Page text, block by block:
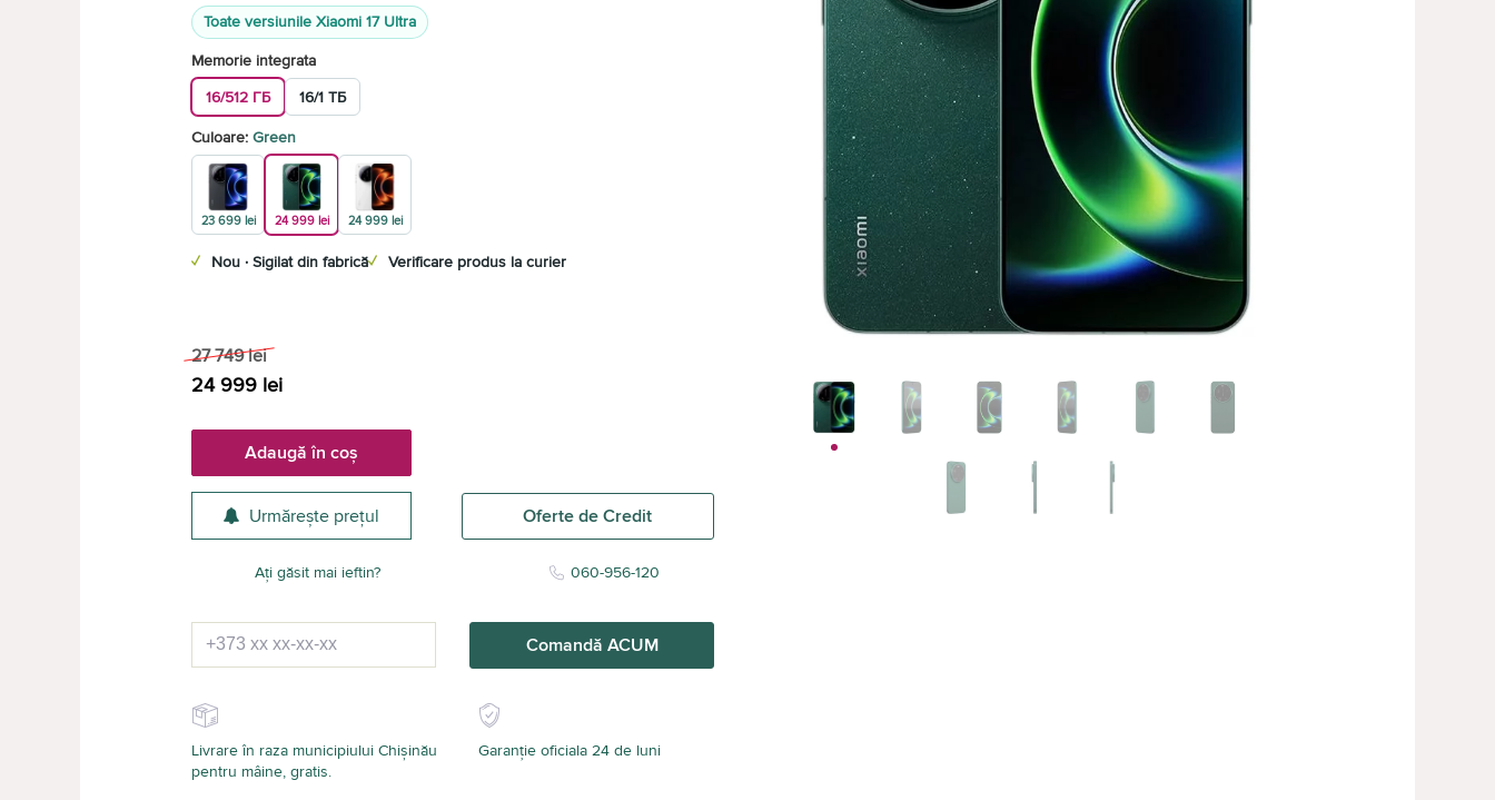
Toate versiunile Xiaomi 17 Ultra
Memorie integrata
16/512 ГБ
16/1 ТБ
Culoare: Green
23 699 lei 24 999 lei 24 999 lei
✓ Nou · Sigilat din fabrică✓ Verificare produs la curier
27 749 lei
24 999 lei
Adaugă în coș
Urmărește prețul Oferte de Credit
Ați găsit mai ieftin? 060-956-120
Comandă ACUM
Livrare în raza municipiului Chișinău
pentru mâine, gratis.
Garanție oficiala 24 de luni